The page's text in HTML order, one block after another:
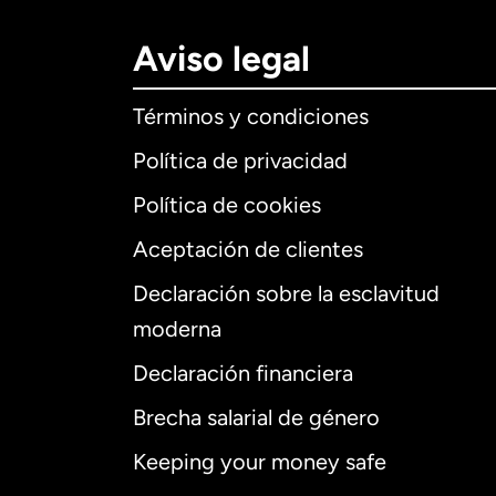
Aviso legal
Términos y condiciones
Política de privacidad
Política de cookies
Aceptación de clientes
Declaración sobre la esclavitud
moderna
Declaración financiera
Brecha salarial de género
Keeping your money safe
Internacional
Alemania